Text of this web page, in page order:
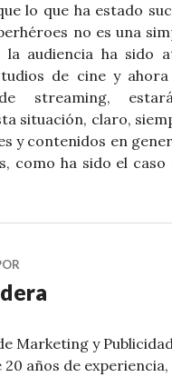
lo que ha estado
no es una
la audiencia ha sido
de cine y
streaming,
situación, claro,
y contenidos en
como ha sido el caso
Marketing y
20 años de experiencia,